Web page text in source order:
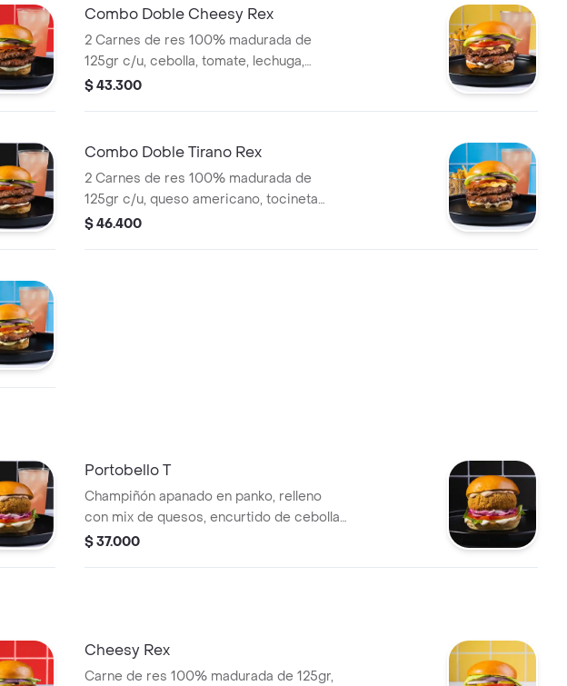
Combo Doble Cheesy Rex
2 Carnes de res 100% madurada de
125gr c/u, cebolla, tomate, lechuga,
pepinillos, salsa de ajo, queso americano
$ 43.300
Combo Doble Tirano Rex
2 Carnes de res 100% madurada de
125gr c/u, queso americano, tocineta
humada, cebolla, tomate, lechuga,
$ 46.400
Portobello T
Champiñón apanado en panko, relleno
con mix de quesos, encurtido de cebolla
morada, tomate, lechuga, sour cream de
$ 37.000
Cheesy Rex
Carne de res 100% madurada de 125gr,